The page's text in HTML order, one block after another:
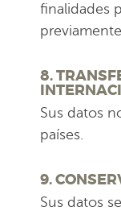
finalidades
8.
Sus datos
países.
9.
Sus datos